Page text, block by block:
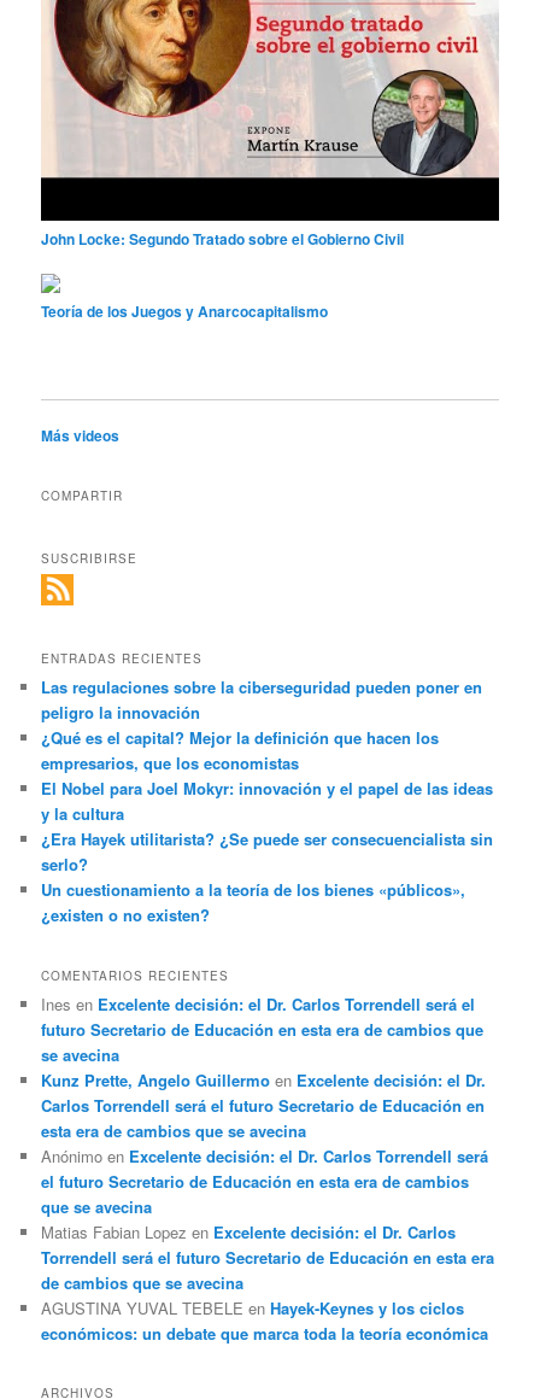
John Locke: Segundo Tratado sobre el Gobierno Civil
Teoría de los Juegos y Anarcocapitalismo
Más videos
COMPARTIR
SUSCRIBIRSE
ENTRADAS RECIENTES
Las regulaciones sobre la ciberseguridad pueden poner en
peligro la innovación
¿Qué es el capital? Mejor la definición que hacen los
empresarios, que los economistas
El Nobel para Joel Mokyr: innovación y el papel de las ideas
y la cultura
¿Era Hayek utilitarista? ¿Se puede ser consecuencialista sin
serlo?
Un cuestionamiento a la teoría de los bienes «públicos»,
¿existen o no existen?
COMENTARIOS RECIENTES
Ines en Excelente decisión: el Dr. Carlos Torrendell será el
futuro Secretario de Educación en esta era de cambios que
se avecina
Kunz Prette, Angelo Guillermo en Excelente decisión: el Dr.
Carlos Torrendell será el futuro Secretario de Educación en
esta era de cambios que se avecina
Anónimo en Excelente decisión: el Dr. Carlos Torrendell será
el futuro Secretario de Educación en esta era de cambios
que se avecina
Matias Fabian Lopez en Excelente decisión: el Dr. Carlos
Torrendell será el futuro Secretario de Educación en esta era
de cambios que se avecina
AGUSTINA YUVAL TEBELE enHayek-Keynes y los ciclos
económicos: un debate que marca toda la teoría económica
ARCHIVOS